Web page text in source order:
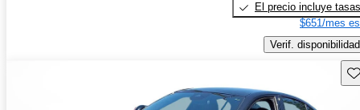
El precio incluye tasas
$651/mes
Verif. disponibilidad